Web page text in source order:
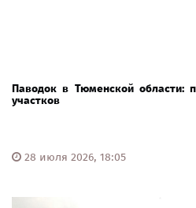
Паводок в Тюменской области:
участков
28 июля 2026, 18:05